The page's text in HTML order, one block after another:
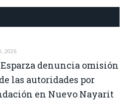
2026
denuncia omisión
de las autoridades por
en Nuevo Nayarit